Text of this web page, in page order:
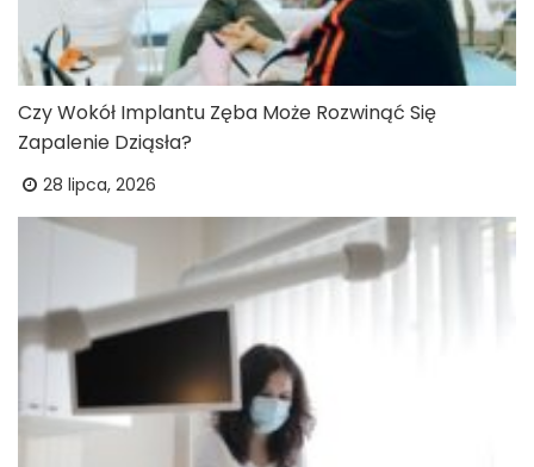
Czy Wokół Implantu Zęba Może Rozwinąć Się
Zapalenie Dziąsła?
28 lipca, 2026